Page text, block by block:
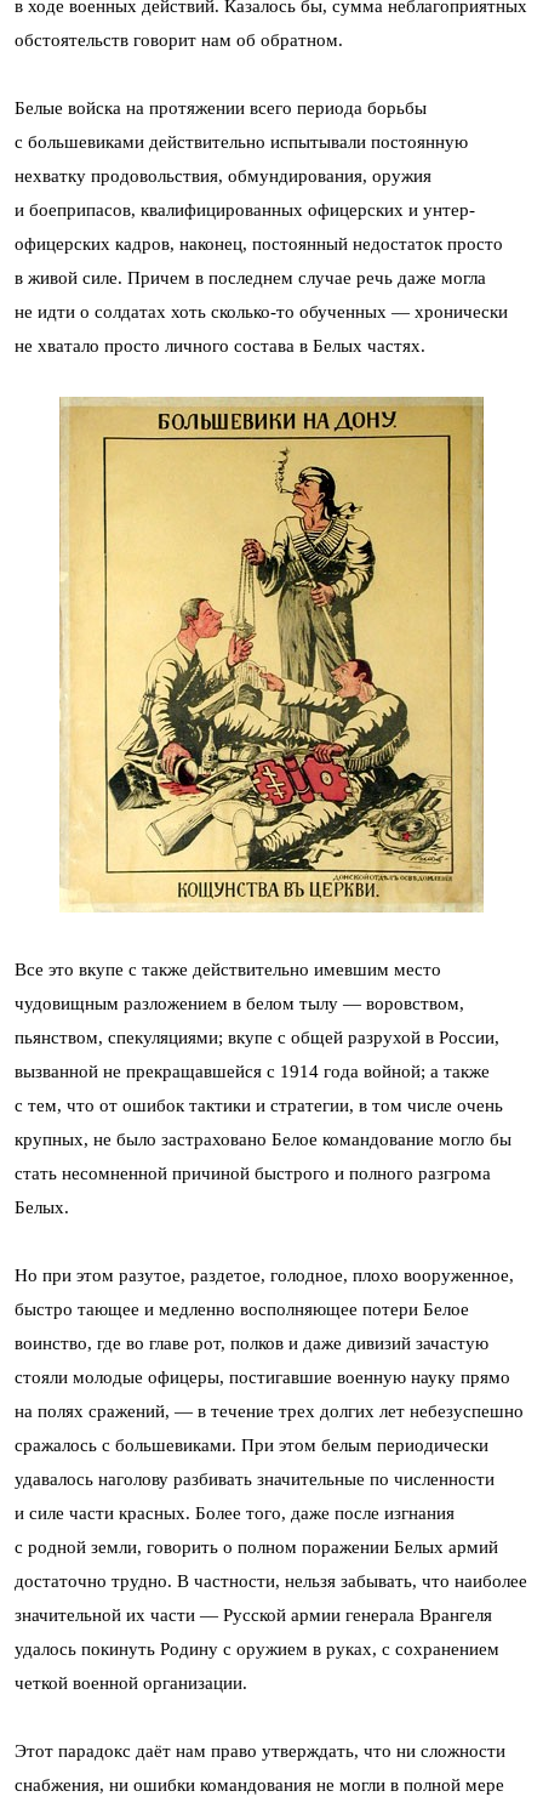
в ходе военных действий. Казалось бы, сумма неблагоприятных
обстоятельств говорит нам об обратном.
Белые войска на протяжении всего периода борьбы
с большевиками действительно испытывали постоянную
нехватку продовольствия, обмундирования, оружия
и боеприпасов, квалифицированных офицерских и унтер-
офицерских кадров, наконец, постоянный недостаток просто
в живой силе. Причем в последнем случае речь даже могла
не идти о солдатах хоть сколько-то обученных — хронически
не хватало просто личного состава в Белых частях.
Все это вкупе с также действительно имевшим место
чудовищным разложением в белом тылу — воровством,
пьянством, спекуляциями; вкупе с общей разрухой в России,
вызванной не прекращавшейся с 1914 года войной; а также
с тем, что от ошибок тактики и стратегии, в том числе очень
крупных, не было застраховано Белое командование могло бы
стать несомненной причиной быстрого и полного разгрома
Белых.
Но при этом разутое, раздетое, голодное, плохо вооруженное,
быстро тающее и медленно восполняющее потери Белое
воинство, где во главе рот, полков и даже дивизий зачастую
стояли молодые офицеры, постигавшие военную науку прямо
на полях сражений, — в течение трех долгих лет небезуспешно
сражалось с большевиками. При этом белым периодически
удавалось наголову разбивать значительные по численности
и силе части красных. Более того, даже после изгнания
с родной земли, говорить о полном поражении Белых армий
достаточно трудно. В частности, нельзя забывать, что наиболее
значительной их части — Русской армии генерала Врангеля
удалось покинуть Родину с оружием в руках, с сохранением
четкой военной организации.
Этот парадокс даёт нам право утверждать, что ни сложности
снабжения, ни ошибки командования не могли в полной мере